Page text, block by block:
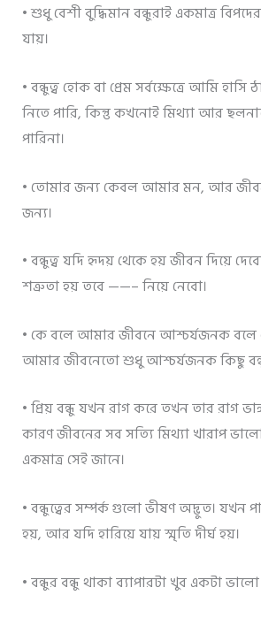
• শুধু বেশী বুদ্ধিমান বন্ধুরাই একমাত্র
যায়।
• বন্ধুত্ব হোক বা প্রেম সর্বক্ষেত্রে আমি হাসি
নিতে পারি, কিন্তু কখনোই মিথ্যা আর
পারিনা।
• তোমার জন্য কেবল আমার মন, আর
জন্য।
• বন্ধুত্ব যদি হৃদয় থেকে হয় জীবন দিয়ে
শত্রুতা হয় তবে ——– নিয়ে নেবো।
• কে বলে আমার জীবনে আশ্চর্যজনক বলে
আমার জীবনেতো শুধু আশ্চর্যজনক কিছু
• প্রিয় বন্ধু যখন রাগ করে তখন তার রাগ
কারণ জীবনের সব সত্যি মিথ্যা খারাপ
একমাত্র সেই জানে।
• বন্ধুত্বের সম্পর্ক গুলো ভীষণ অদ্ভুত। যখন
হয়, আর যদি হারিয়ে যায় স্মৃতি দীর্ঘ হয়।
• বন্ধুর বন্ধু থাকা ব্যাপারটা খুব একটা ভালো